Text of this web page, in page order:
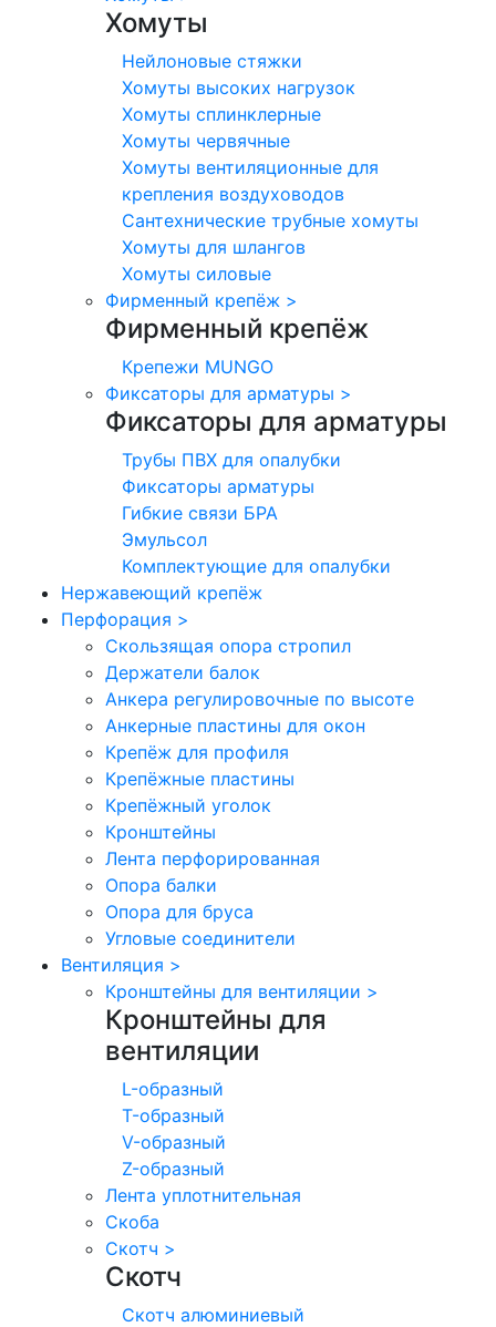
Хомуты
Нейлоновые стяжки
Хомуты высоких нагрузок
Хомуты сплинклерные
Хомуты червячные
Хомуты вентиляционные для
крепления воздуховодов
Сантехнические трубные хомуты
Хомуты для шлангов
Хомуты силовые
Фирменный крепёж >
Фирменный крепёж
Крепежи MUNGO
Фиксаторы для арматуры >
Фиксаторы для арматуры
Трубы ПВХ для опалубки
Фиксаторы арматуры
Гибкие связи БРА
Эмульсол
Комплектующие для опалубки
Нержавеющий крепёж
Перфорация >
Скользящая опора стропил
Держатели балок
Анкера регулировочные по высоте
Анкерные пластины для окон
Крепёж для профиля
Крепёжные пластины
Крепёжный уголок
Кронштейны
Лента перфорированная
Опора балки
Опора для бруса
Угловые соединители
Вентиляция >
Кронштейны для вентиляции >
Кронштейны для
вентиляции
L-образный
T-образный
V-образный
Z-образный
Лента уплотнительная
Скоба
Скотч >
Скотч
Скотч алюминиевый